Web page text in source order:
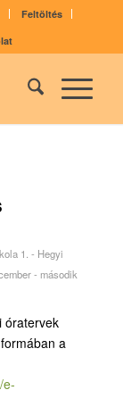
Feltöltés
1. - Hegyi
- második
óratervek
a
e-